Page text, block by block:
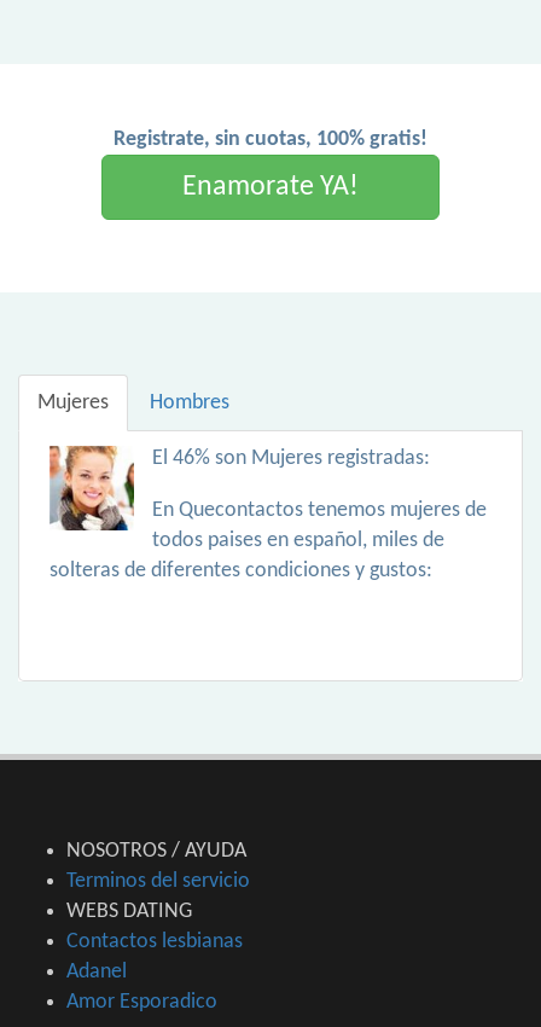
Registrate, sin cuotas, 100% gratis!
Enamorate YA!
Mujeres Hombres
El 46% son Mujeres registradas:
En Quecontactos tenemos mujeres de
todos paises en español, miles de
solteras de diferentes condiciones y gustos:
NOSOTROS / AYUDA
Terminos del servicio
WEBS DATING
Contactos lesbianas
Adanel
Amor Esporadico